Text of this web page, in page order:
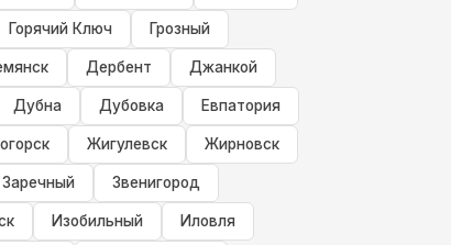
Горячий Ключ Грозный
Дербент Джанкой
Дубна Дубовка Евпатория
Жигулевск Жирновск
Заречный Звенигород
Изобильный Иловля